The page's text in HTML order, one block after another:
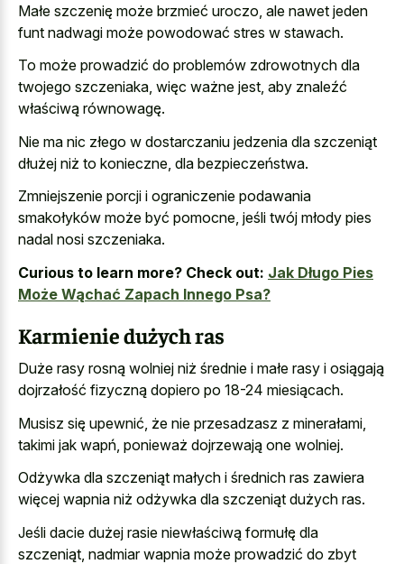
Małe szczenię może brzmieć uroczo, ale nawet jeden
funt nadwagi może powodować stres w stawach.
To może prowadzić do problemów zdrowotnych dla
twojego szczeniaka, więc ważne jest, aby znaleźć
właściwą równowagę.
Nie ma nic złego w dostarczaniu jedzenia dla szczeniąt
dłużej niż to konieczne, dla bezpieczeństwa.
Zmniejszenie porcji i ograniczenie podawania
smakołyków może być pomocne, jeśli twój młody pies
nadal nosi szczeniaka.
Curious to learn more? Check out: Jak Długo Pies
Może Wąchać Zapach Innego Psa?
Karmienie dużych ras
Duże rasy rosną wolniej niż średnie i małe rasy i osiągają
dojrzałość fizyczną dopiero po 18-24 miesiącach.
Musisz się upewnić, że nie przesadzasz z minerałami,
takimi jak wapń, ponieważ dojrzewają one wolniej.
Odżywka dla szczeniąt małych i średnich ras zawiera
więcej wapnia niż odżywka dla szczeniąt dużych ras.
Jeśli dacie dużej rasie niewłaściwą formułę dla
szczeniąt, nadmiar wapnia może prowadzić do zbyt